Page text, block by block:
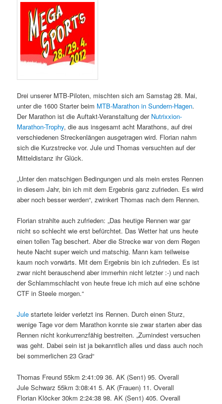
Drei unserer MTB-Piloten, mischten sich am Samstag 28. Mai,
unter die 1600 Starter beim MTB-Marathon in Sundern-Hagen.
Der Marathon ist die Auftakt-Veranstaltung der Nutrixxion-
Marathon-Trophy, die aus insgesamt acht Marathons, auf drei
verschiedenen Streckenlängen ausgetragen wird. Florian nahm
sich die Kurzstrecke vor. Jule und Thomas versuchten auf der
Mitteldistanz ihr Glück.
„Unter den matschigen Bedingungen und als mein erstes Rennen
in diesem Jahr, bin ich mit dem Ergebnis ganz zufrieden. Es wird
aber noch besser werden“, zwinkert Thomas nach dem Rennen.
Florian strahlte auch zufrieden: „Das heutige Rennen war gar
nicht so schlecht wie erst befürchtet. Das Wetter hat uns heute
einen tollen Tag beschert. Aber die Strecke war von dem Regen
heute Nacht super weich und matschig. Mann kam teilweise
kaum noch vorwärts. Mit dem Ergebnis bin ich zufrieden. Es ist
zwar nicht berauschend aber immerhin nicht letzter :-) und nach
der Schlammschlacht von heute freue ich mich auf eine schöne
CTF in Steele morgen.“
Jule startete leider verletzt ins Rennen. Durch einen Sturz,
wenige Tage vor dem Marathon konnte sie zwar starten aber das
Rennen nicht konkurrenzfähig bestreiten. „Zumindest versuchen
was geht. Dabei sein ist ja bekanntlich alles und dass auch noch
bei sommerlichen 23 Grad“
Thomas Freund 55km 2:41:09 36. AK (Sen1) 95. Overall
Jule Schwarz 55km 3:08:41 5. AK (Frauen) 11. Overall
Florian Klöcker 30km 2:24:38 98. AK (Sen1) 405. Overall